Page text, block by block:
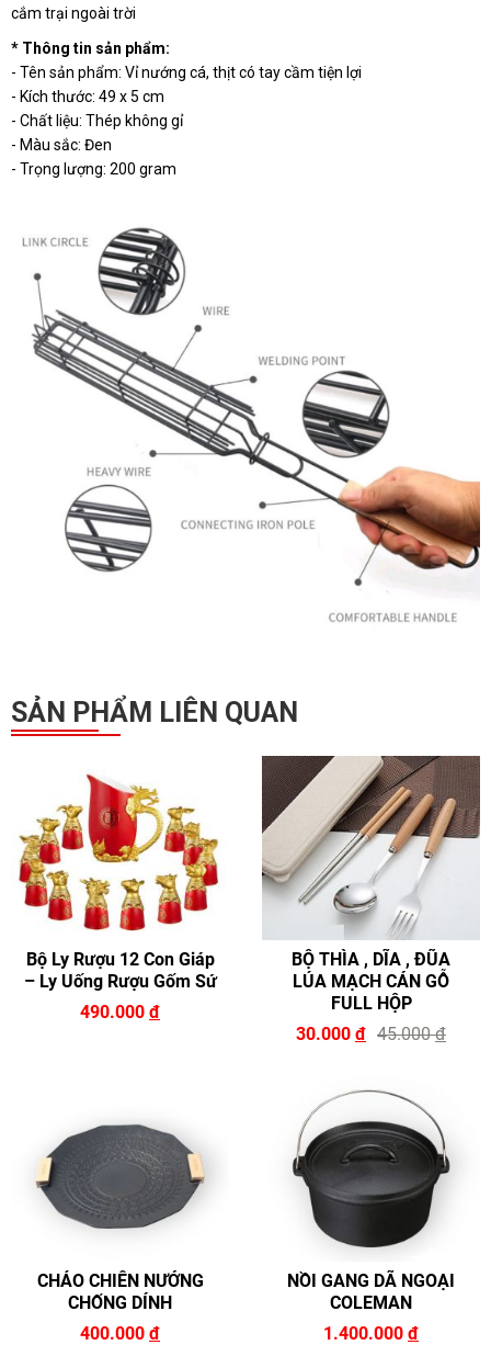
cắm trại ngoài trời
* Thông tin sản phẩm:
- Tên sản phẩm: Vỉ nướng cá, thịt có tay cầm tiện lợi
- Kích thước: 49 x 5 cm
- Chất liệu: Thép không gỉ
- Màu sắc: Đen
- Trọng lượng: 200 gram
SẢN PHẨM LIÊN QUAN
Bộ Ly Rượu 12 Con Giáp
– Ly Uống Rượu Gốm Sứ
490.000 đ
BỘ THÌA , DĨA , ĐŨA
LÚA MẠCH CÁN GỖ
FULL HỘP
30.000 đ 45.000đ
CHẢO CHIÊN NƯỚNG
CHỐNG DÍNH
400.000 đ
NỒI GANG DÃ NGOẠI
COLEMAN
1.400.000 đ
ĐĂNG KÝ TƯ VẤN
HOÀN THÀNH
Đăng ký tư vấn trực tiếp 24/7: zalo
0946.68.0946